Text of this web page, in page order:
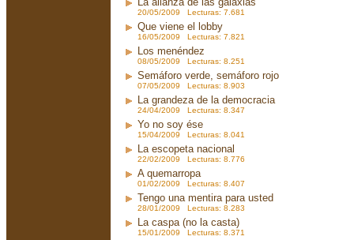
20/05/2009 Lecturas: 7.681
Que viene el lobby
16/05/2009 Lecturas: 7.821
Los menéndez
08/05/2009 Lecturas: 8.251
Semáforo verde, semáforo rojo
07/05/2009 Lecturas: 8.903
La grandeza de la democracia
24/04/2009 Lecturas: 8.347
Yo no soy ése
15/04/2009 Lecturas: 8.041
La escopeta nacional
22/02/2009 Lecturas: 8.776
A quemarropa
01/02/2009 Lecturas: 8.407
Tengo una mentira para usted
28/01/2009 Lecturas: 8.283
La caspa (no la casta)
15/01/2009 Lecturas: 8.371